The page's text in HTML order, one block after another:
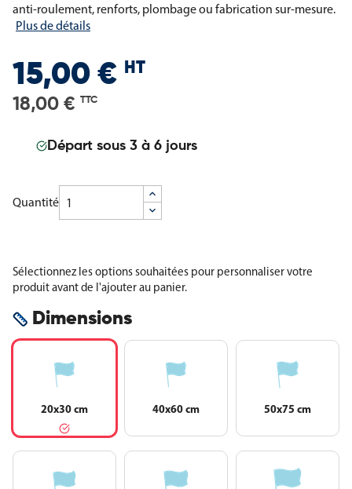
anti-roulement, renforts, plombage ou fabrication sur-mesure.
Plus de détails
15,00 € HT
18,00 € TTC
Départ sous 3 à 6 jours
Quantité
Sélectionnez les options souhaitées pour personnaliser votre
produit avant de l'ajouter au panier.
Dimensions
20x30 cm 40x60 cm 50x75 cm